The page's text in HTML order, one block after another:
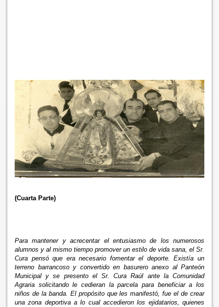
(Cuarta Parte)
Para mantener y acrecentar el entusiasmo de los numerosos
alumnos y al mismo tiempo promover un estilo de vida sana, el Sr.
Cura pensó que era necesario fomentar el deporte. Existía un
terreno barrancoso y convertido en basurero anexo al Panteón
Municipal y se presento el Sr. Cura Raúl ante la Comunidad
Agraria solicitando le cedieran la parcela para beneficiar a los
niños de la banda. El propósito que les manifestó, fue el de crear
una zona deportiva a lo cual accedieron los ejidatarios, quienes